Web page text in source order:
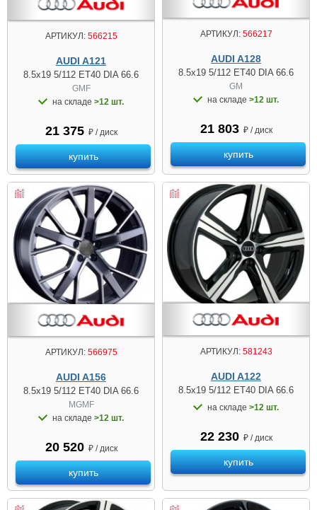
АРТИКУЛ:566215
AUDI A121
8.5x19 5/112 ET40 DIA 66.6
GMF
на складе >12 шт.
21 375 ₽ / диск
купить
АРТИКУЛ:566217
AUDI A128
8.5x19 5/112 ET40 DIA 66.6
GM
на складе >12 шт.
21 803 ₽ / диск
купить
АРТИКУЛ:566975
AUDI A156
8.5x19 5/112 ET40 DIA 66.6
MGMF
на складе >12 шт.
20 520 ₽ / диск
купить
АРТИКУЛ:581243
AUDI A122
8.5x19 5/112 ET40 DIA 66.6
на складе >12 шт.
22 230 ₽ / диск
купить